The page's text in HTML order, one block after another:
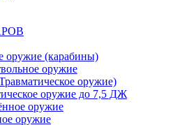
оружие (карабины)
оружие
оружие)
оружие до 7,5 ДЖ
оружие
оружие